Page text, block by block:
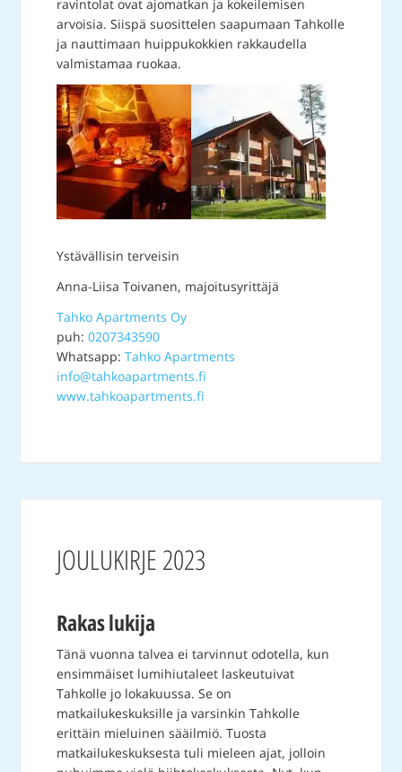
ravintolat ovat ajomatkan ja kokeilemisen
arvoisia. Siispä suosittelen saapumaan Tahkolle
ja nauttimaan huippukokkien rakkaudella
valmistamaa ruokaa.
Ystävällisin terveisin
Anna-Liisa Toivanen, majoitusyrittäjä
Tahko Apartments Oy
puh:0207343590
Whatsapp:Tahko Apartments
info@tahkoapartments.fi
www.tahkoapartments.fi
JOULUKIRJE 2023
Rakas lukija
Tänä vuonna talvea ei tarvinnut odotella, kun
ensimmäiset lumihiutaleet laskeutuivat
Tahkolle jo lokakuussa. Se on
matkailukeskuksille ja varsinkin Tahkolle
erittäin mieluinen sääilmiö. Tuosta
matkailukeskuksesta tuli mieleen ajat, jolloin